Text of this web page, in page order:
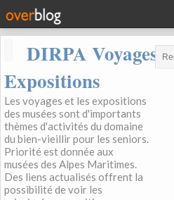
DIRPA Voyages,
Expositions
Les voyages et les expositions
des musées sont d'importants
thèmes d'activités du domaine
du bien-vieillir pour les seniors.
Priorité est donnée aux
musées des Alpes Maritimes.
Des liens actualisés offrent la
possibilité de voir les